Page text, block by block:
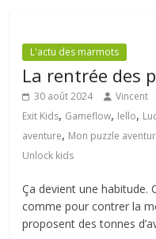
L'actu des marmots
La rentrée des
30 août 2024 Vincent
Exit Kids, Gameflow, Iello,
aventure, Mon puzzle
Unlock kids
Ça devient une habitude.
comme pour contrer la
proposent des tonnes